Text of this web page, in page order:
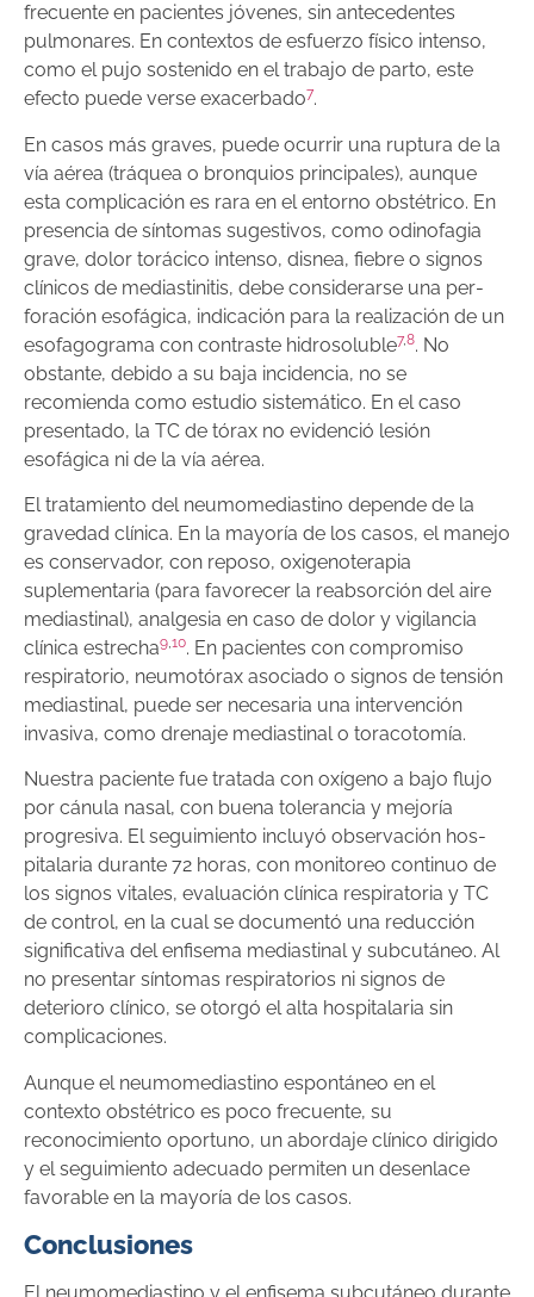
frecuente en pacientes jóvenes, sin antecedentes
pulmonares. En contextos de esfuerzo físico intenso,
como el pujo sostenido en el trabajo de parto, este
efecto puede verse exacerbado7.
En casos más graves, puede ocurrir una ruptura de la
vía aérea (tráquea o bronquios principales), aunque
esta complicación es rara en el entorno obstétrico. En
presencia de síntomas sugestivos, como odinofagia
grave, dolor torácico intenso, disnea, fiebre o signos
clínicos de mediastinitis, debe considerarse una per­
foración esofágica, indicación para la realización de un
esofagograma con contraste hidrosoluble7,8. No
obstante, debido a su baja incidencia, no se
recomienda como estudio sistemático. En el caso
presentado, la TC de tórax no evidenció lesión
esofágica ni de la vía aérea.
El tratamiento del neumomediastino depende de la
gravedad clínica. En la mayoría de los casos, el manejo
es conservador, con reposo, oxigenoterapia
suplemen­taria (para favorecer la reabsorción del aire
media­stinal), analgesia en caso de dolor y vigilancia
clínica estrecha9,10. En pacientes con compromiso
respiratorio, neumotórax asociado o signos de tensión
mediastinal, puede ser necesaria una intervención
invasiva, como drenaje mediastinal o toracotomía.
Nuestra paciente fue tratada con oxígeno a bajo flujo
por cánula nasal, con buena tolerancia y mejoría
progresiva. El seguimiento incluyó observación hos­
pitalaria durante 72 horas, con monitoreo continuo de
los signos vitales, evaluación clínica respiratoria y TC
de control, en la cual se documentó una reducción
significativa del enfisema mediastinal y subcutáneo. Al
no presentar síntomas respiratorios ni signos de
deterioro clínico, se otorgó el alta hospitalaria sin
complicaciones.
Aunque el neumomediastino espontáneo en el
contexto obstétrico es poco frecuente, su
reconocimiento oportuno, un abordaje clínico dirigido
y el seguimiento adecuado permiten un desenlace
favorable en la mayoría de los casos.
Conclusiones